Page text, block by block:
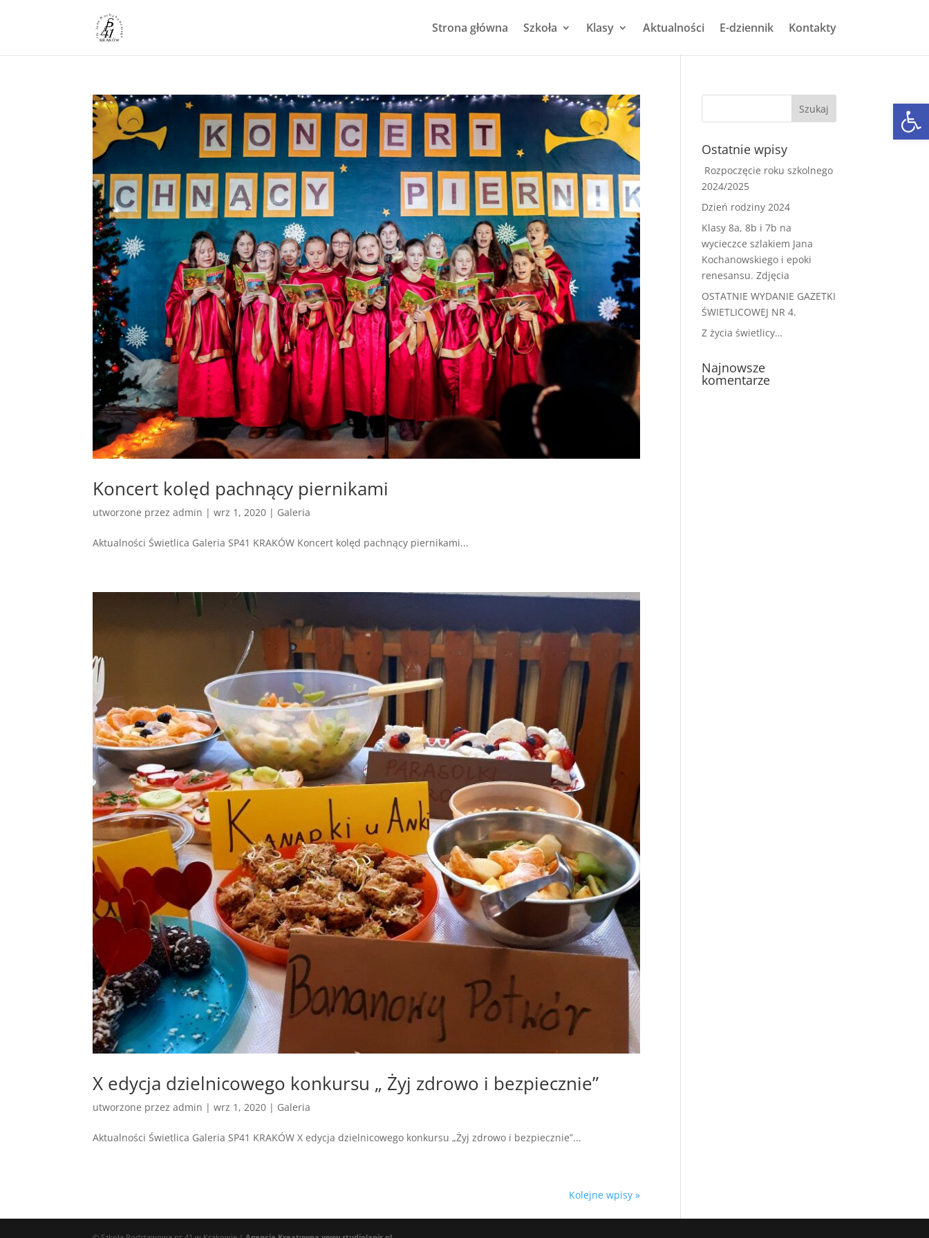
Strona główna Szkoła Klasy Aktualności E-dziennik Kontakty
Koncert kolęd pachnący piernikami
utworzone przezadmin |wrz 1, 2020 | Galeria
Aktualności Świetlica Galeria SP41 KRAKÓW Koncert kolęd pachnący piernikami...
X edycja dzielnicowego konkursu „ Żyj zdrowo i bezpiecznie”
utworzone przezadmin |wrz 1, 2020 | Galeria
Aktualności Świetlica Galeria SP41 KRAKÓW X edycja dzielnicowego konkursu „Żyj zdrowo i bezpiecznie”...
Kolejne wpisy »
Ostatnie wpisy
Rozpoczęcie roku szkolnego
2024/2025
Dzień rodziny 2024
Klasy 8a, 8b i 7b na
wycieczce szlakiem Jana
Kochanowskiego i epoki
renesansu. Zdjęcia
OSTATNIE WYDANIE GAZETKI
ŚWIETLICOWEJ NR 4.
Z życia świetlicy…
Najnowsze
komentarze